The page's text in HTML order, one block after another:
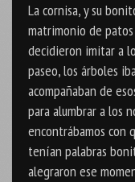
La cornisa, y su
matrimonio de
decidieron imitar a
paseo, los árboles
acompañaban de
para alumbrar a los
encontrábamos con
tenían palabras
alegraron ese